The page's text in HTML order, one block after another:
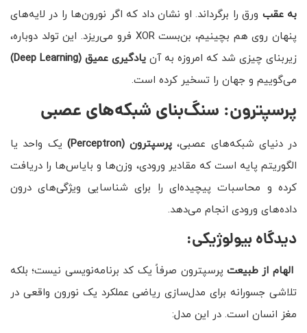
به عقب ورق را برگرداند. او نشان داد که اگر نورون‌ها را در لایه‌های
پنهان روی هم بچینیم، بن‌بست XOR فرو می‌ریزد. این تولد دوباره،
زیربنای چیزی شد که امروزه به آن یادگیری عمیق (Deep Learning)
می‌گوییم و جهان را تسخیر کرده است.
پرسپترون: سنگ‌بنای شبکه‌های عصبی
در دنیای شبکه‌های عصبی، پرسپترون (Perceptron)
یک واحد یا
الگوریتم پایه است که مقادیر ورودی، وزن‌ها و بایاس‌ها را دریافت
کرده و محاسبات پیچیده‌ای را برای شناسایی ویژگی‌های درون
داده‌های ورودی انجام می‌دهد.
دیدگاه بیولوژیکی:
الهام از طبیعت پرسپترون صرفاً یک کد برنامه‌نویسی نیست؛ بلکه
تلاشی جسورانه برای مدل‌سازی ریاضی عملکرد یک نورون واقعی در
مغز انسان است. در این مدل: